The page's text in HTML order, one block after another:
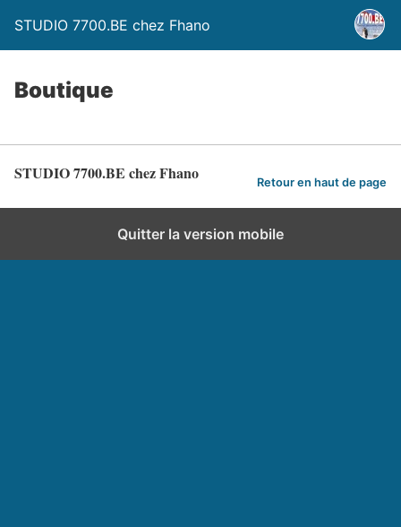
STUDIO 7700.BE chez Fhano
Boutique
STUDIO 7700.BE chez Fhano Retour en haut de page
Quitter la version mobile